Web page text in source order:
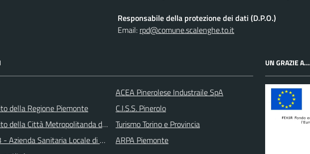
Responsabile della protezione dei dati (D.P.O.)
Email: rpd@comune.scalenghe.to.it
della Regione Piemonte
della Città Metropolitanda di Torino
- Azienda Sanitaria Locale di Collegno e Pinerolo
ACEA Pinerolese Industraile SpA
C.I.S.S. Pinerolo
Turismo Torino e Provincia
ARPA Piemonte
UN GRAZIE A...